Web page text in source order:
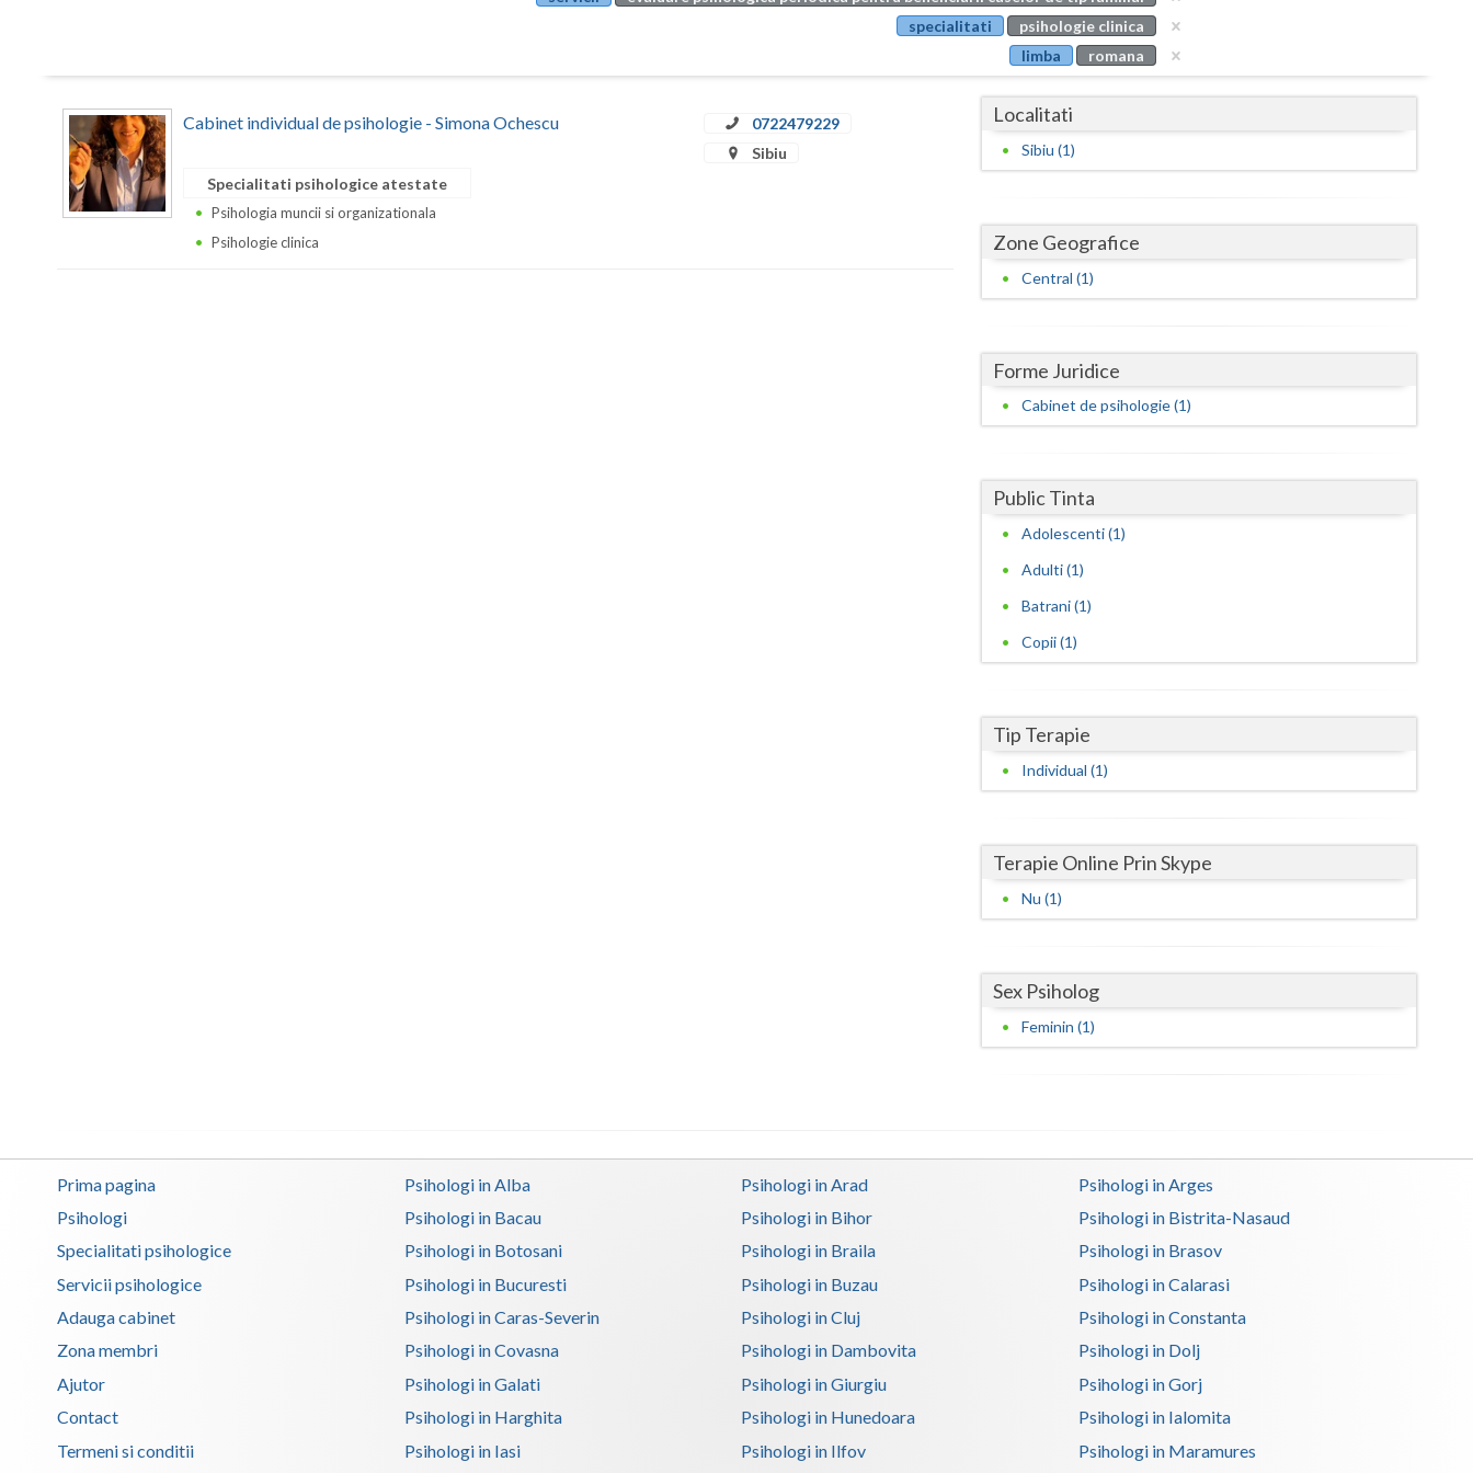
Buzau
Calarasi
Caras-Severin
Giurgiu
Maramures
Mehedinti
Neamt
Salaj
Timis
Tulcea
Valcea
Vaslui
specialitati
psihologie clinica
limba
romana
Cabinet individual de psihologie - Simona Ochescu
0722479229
Sibiu
Specialitati psihologice atestate
Psihologia muncii si organizationala
Psihologie clinica
Localitati
Sibiu (1)
Zone Geografice
Central (1)
Forme Juridice
Cabinet de psihologie (1)
Public Tinta
Adolescenti (1)
Adulti (1)
Batrani (1)
Copii (1)
Tip Terapie
Individual (1)
Terapie Online Prin Skype
Nu (1)
Sex Psiholog
Feminin (1)
Prima pagina
Psihologi
Specialitati psihologice
Servicii psihologice
Adauga cabinet
Zona membri
Ajutor
Contact
Termeni si conditii
Psihologi in Alba Psihologi in Arad
Psihologi in Arges
Psihologi in Bacau
Psihologi in Bihor
Psihologi in Bistrita-Nasaud
Psihologi in Botosani
Psihologi in Braila
Psihologi in Brasov
Psihologi in Bucuresti
Psihologi in Buzau
Psihologi in Calarasi
Psihologi in Caras-Severin
Psihologi in Cluj
Psihologi in Constanta
Psihologi in Covasna
Psihologi in Dambovita
Psihologi in Dolj
Psihologi in Galati
Psihologi in Giurgiu
Psihologi in Gorj
Psihologi in Harghita
Psihologi in Hunedoara
Psihologi in Ialomita
Psihologi in Iasi
Psihologi in Ilfov
Psihologi in Maramures